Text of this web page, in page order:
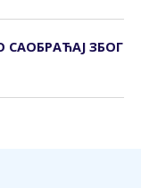
ЗБОГ